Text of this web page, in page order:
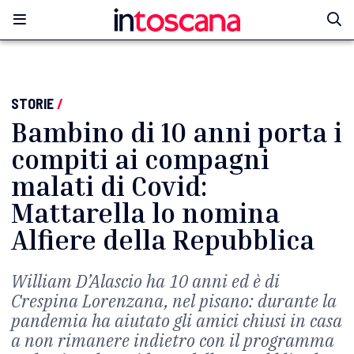
STORIE/
Bambino di 10 anni porta i
compiti ai compagni
malati di Covid:
Mattarella lo nomina
Alfiere della Repubblica
William D’Alascio ha 10 anni ed è di
Crespina Lorenzana, nel pisano: durante la
pandemia ha aiutato gli amici chiusi in casa
a non rimanere indietro con il programma